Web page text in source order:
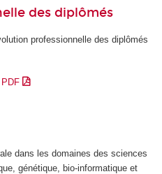
des diplômés
professionnelle des diplômés
dans les domaines des sciences
génétique, bio-informatique et